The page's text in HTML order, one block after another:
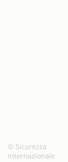
© Sicurezza
internazionale